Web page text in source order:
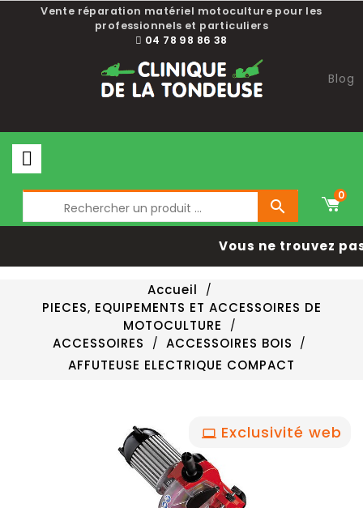
Vente réparation matériel motoculture pour les
professionnels et particuliers
04 78 98 86 38
Blog

0
Vous ne trouvez
Accueil
PIECES, EQUIPEMENTS ET ACCESSOIRES DE
MOTOCULTURE
ACCESSOIRES
ACCESSOIRES BOIS
AFFUTEUSE ELECTRIQUE COMPACT
Exclusivité web